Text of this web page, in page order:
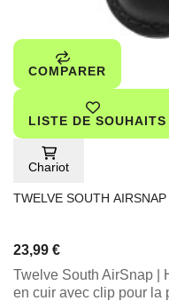
COMPARER
LISTE DE SOUHAITS
Chariot
TWELVE SOUTH AIRSNAP
23,99 €
Twelve South AirSnap |
en cuir avec clip pour la